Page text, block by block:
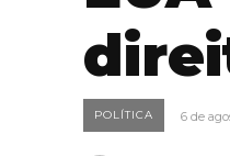
POLÍTICA 6 de